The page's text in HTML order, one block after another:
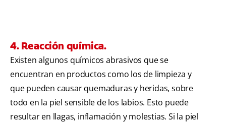
4. Reacción química.
Existen algunos químicos abrasivos que se
encuentran en productos como los de limpieza y
que pueden causar quemaduras y heridas, sobre
todo en la piel sensible de los labios. Esto puede
resultar en llagas, inflamación y molestias. Si la piel